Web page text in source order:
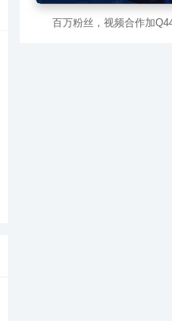
百万粉丝，视频合作加